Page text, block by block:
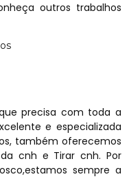
outros trabalhos
precisa com toda a
e especializada
também oferecemos
cnh e Tirar cnh. Por
sempre a